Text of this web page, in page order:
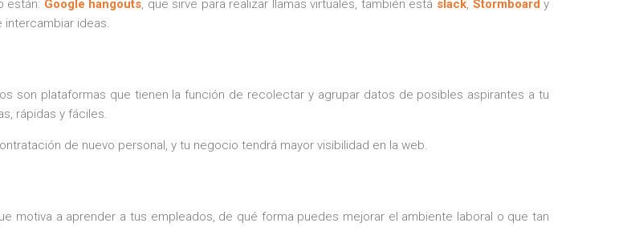
están: Google hangouts, que sirve para realizar llamas virtuales, también está slack, Stormboard y
intercambiar ideas.
son plataformas que tienen la función de recolectar y agrupar datos de posibles aspirantes a tu
rápidas y fáciles.
de nuevo personal, y tu negocio tendrá mayor visibilidad en la web.
motiva a aprender a tus empleados, de qué forma puedes mejorar el ambiente laboral o que tan